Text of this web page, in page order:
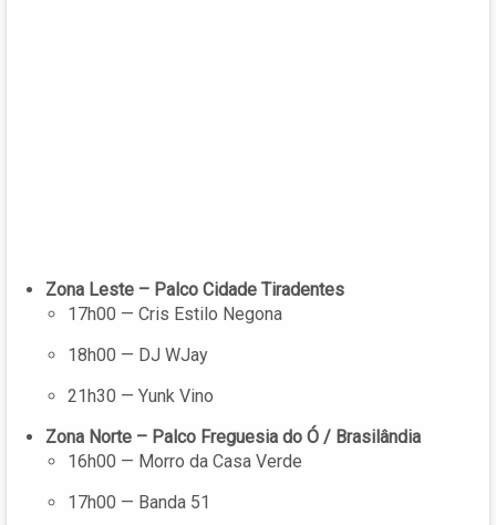
Zona Leste – Palco Cidade Tiradentes
17h00 — Cris Estilo Negona
18h00 — DJ WJay
21h30 — Yunk Vino
Zona Norte – Palco Freguesia do Ó / Brasilândia
16h00 — Morro da Casa Verde
17h00 — Banda 51